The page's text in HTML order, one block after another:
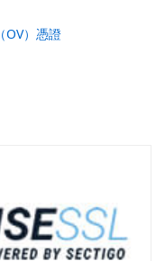
OV）憑證